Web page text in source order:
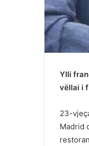
Ylli
vëllai i
23-
Madrid